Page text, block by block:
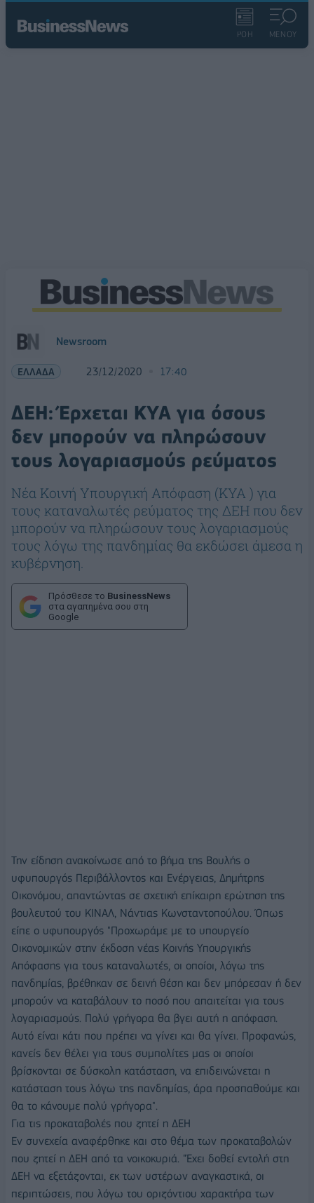
ΡΟΗ ΜΕΝΟΥ
Newsroom
ΕΛΛΑΔΑ 23/12/2020 17:40
ΔΕΗ: Έρχεται ΚΥΑ για όσους
δεν μπορούν να πληρώσουν
τους λογαριασμούς ρεύματος
Νέα Κοινή Υπουργική Απόφαση (ΚΥΑ ) για
τους καταναλωτές ρεύματος της ΔΕΗ που δεν
μπορούν να πληρώσουν τους λογαριασμούς
τους λόγω της πανδημίας θα εκδώσει άμεσα η
κυβέρνηση.
Πρόσθεσε το BusinessNews
στα αγαπημένα σου στη
Google
Την είδηση ανακοίνωσε από το βήμα της Βουλής ο
υφυπουργός Περιβάλλοντος και Ενέργειας, Δημήτρης
Οικονόμου, απαντώντας σε σχετική επίκαιρη ερώτηση της
βουλευτού του ΚΙΝΑΛ, Νάντιας Κωνσταντοπούλου. Όπως
είπε ο υφυπουργός "Προχωράμε με το υπουργείο
Οικονομικών στην έκδοση νέας Κοινής Υπουργικής
Απόφασης για τους καταναλωτές, οι οποίοι, λόγω της
πανδημίας, βρέθηκαν σε δεινή θέση και δεν μπόρεσαν ή δεν
μπορούν να καταβάλουν το ποσό που απαιτείται για τους
λογαριασμούς. Πολύ γρήγορα θα βγει αυτή η απόφαση.
Αυτό είναι κάτι που πρέπει να γίνει και θα γίνει. Προφανώς,
κανείς δεν θέλει για τους συμπολίτες μας οι οποίοι
βρίσκονται σε δύσκολη κατάσταση, να επιδεινώνεται η
κατάσταση τους λόγω της πανδημίας, άρα προσπαθούμε και
θα το κάνουμε πολύ γρήγορα".
Για τις προκαταβολές που ζητεί η ΔΕΗ
Εν συνεχεία αναφέρθηκε και στο θέμα των προκαταβολών
που ζητεί η ΔΕΗ από τα νοικοκυριά. "Έχει δοθεί εντολή στη
ΔΕΗ να εξετάζονται, εκ των υστέρων αναγκαστικά, οι
περιπτώσεις, που λόγω του οριζόντιου χαρακτήρα των